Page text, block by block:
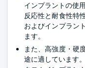
インプラントの使
反応性と耐食性特
およびインプラン
ます。
また、高強度・硬
途に適しています